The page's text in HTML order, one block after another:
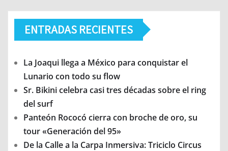
ENTRADAS RECIENTES
La Joaqui llega a México para conquistar el
Lunario con todo su flow
Sr. Bikini celebra casi tres décadas sobre el ring
del surf
Panteón Rococó cierra con broche de oro, su
tour «Generación del 95»
De la Calle a la Carpa Inmersiva: Triciclo Circus